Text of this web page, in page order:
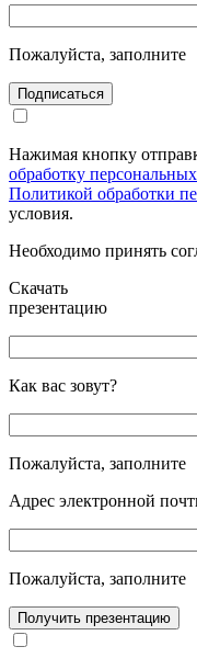
Пожалуйста, заполните
Подписаться
Нажимая кнопку
обработку
Политикой обработки
условия.
Необходимо принять
Скачать
презентацию
Как вас зовут?
Пожалуйста, заполните
Адрес электронной
Пожалуйста, заполните
Получить презентацию